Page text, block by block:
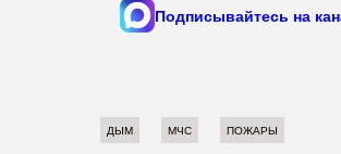
Подписывайтесь на
ДЫМ МЧС ПОЖАРЫ